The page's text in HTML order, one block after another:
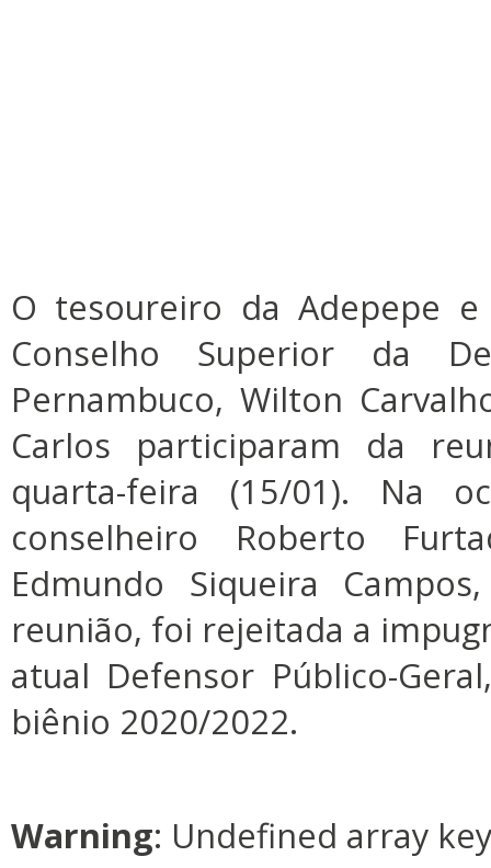
O tesoureiro da Adepepe
Conselho Superior da
Pernambuco, Wilton
Carlos participaram da
quarta-feira (15/01). Na
conselheiro Roberto
Edmundo Siqueira
reunião, foi rejeitada a
atual Defensor Público-
biênio 2020/2022.
Warning: Undefined array